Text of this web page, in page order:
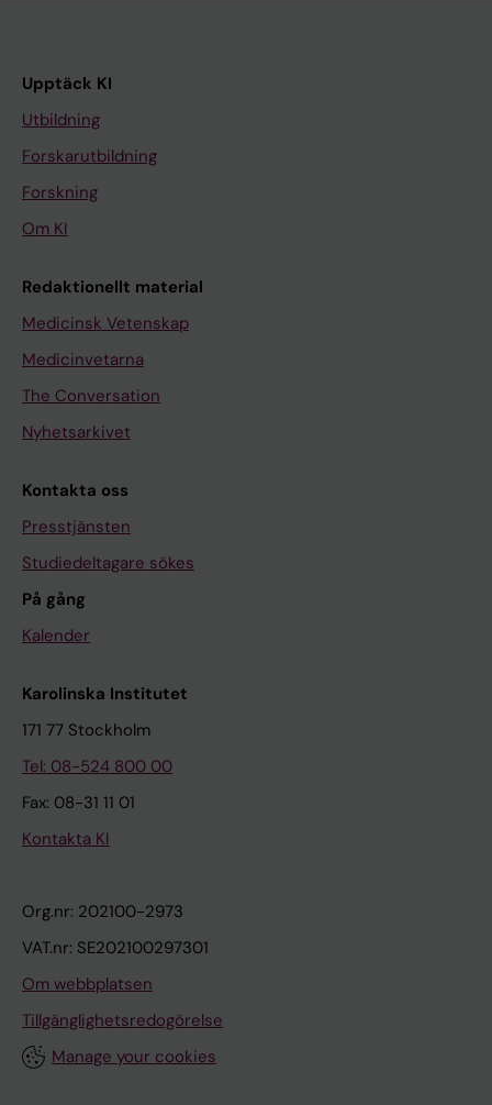
Upptäck KI
Utbildning
Forskarutbildning
Forskning
Om KI
Redaktionellt material
Medicinsk Vetenskap
Medicinvetarna
The Conversation
Nyhetsarkivet
Kontakta oss
Presstjänsten
Studiedeltagare sökes
På gång
Kalender
Karolinska Institutet
171 77 Stockholm
Tel: 08-524 800 00
Fax: 08-31 11 01
Kontakta KI
Org.nr: 202100-2973
VAT.nr: SE202100297301
Om webbplatsen
Tillgänglighetsredogörelse
Manage your cookies